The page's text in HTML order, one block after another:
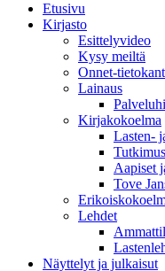
Etusivu
Kirjasto
Esittelyvideo
Kysy meiltä
Onnet-
Lainaus
Kirjakokoelma
Lasten-
Aapiset
Tove
Lehdet
Näyttelyt ja julkaisut